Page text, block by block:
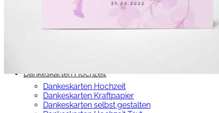
Hochzeitseinladungen
Hochzeitseinladungen Kraftpapier
Hochzeitseinladungen selbst gestalten
Einladung zur standesamtlichen Trauung
Dankeskarten Hochzeit
Dankeskarten Hochzeit
Dankeskarten Kraftpapier
Dankeskarten selbst gestalten